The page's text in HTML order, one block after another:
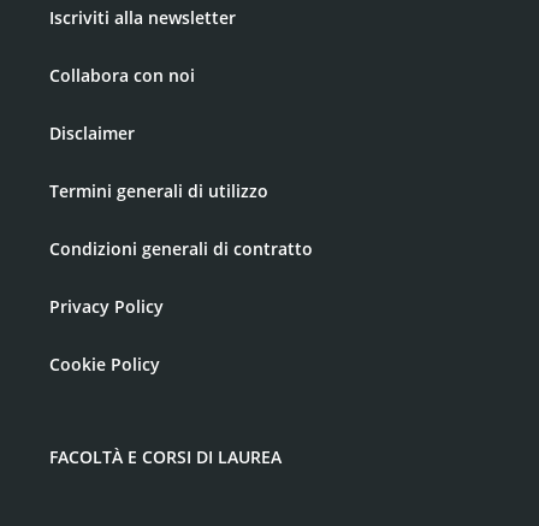
Iscriviti alla newsletter
Collabora con noi
Disclaimer
Termini generali di utilizzo
Condizioni generali di contratto
Privacy Policy
Cookie Policy
FACOLTÀ E CORSI DI LAUREA